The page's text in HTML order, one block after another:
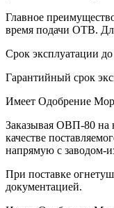
Главное
время подачи ОТВ.
Срок эксплуатации
Гарантийный срок
Имеет Одобрение
Заказывая ОВП-80 на
качестве
напрямую с заводом-
При поставке
документацией.